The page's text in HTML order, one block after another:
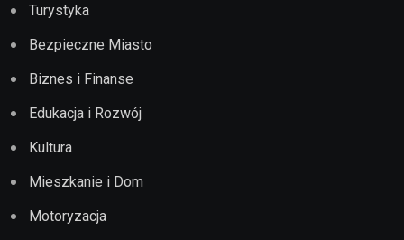
Turystyka
Bezpieczne Miasto
Biznes i Finanse
Edukacja i Rozwój
Kultura
Mieszkanie i Dom
Motoryzacja